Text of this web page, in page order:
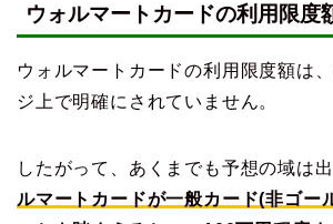
ウォルマートカードの利用限度
ウォルマートカードの利用限度額は
ジ上で明確にされていません。
したがって、あくまでも予想の域は出
ルマートカードが一般カード(非ゴー